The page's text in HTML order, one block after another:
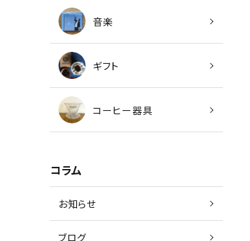
音楽
ギフト
コーヒー器具
コラム
お知らせ
ブログ